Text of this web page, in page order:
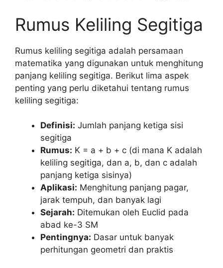
Rumus Keliling Segitiga
Rumus keliling segitiga adalah persamaan
matematika yang digunakan untuk menghitung
panjang keliling segitiga. Berikut lima aspek
penting yang perlu diketahui tentang rumus
keliling segitiga:
Definisi: Jumlah panjang ketiga sisi
segitiga
Rumus: K = a + b + c (di mana K adalah
keliling segitiga, dan a, b, dan c adalah
panjang ketiga sisinya)
Aplikasi: Menghitung panjang pagar,
jarak tempuh, dan banyak lagi
Sejarah: Ditemukan oleh Euclid pada
abad ke-3 SM
Pentingnya: Dasar untuk banyak
perhitungan geometri dan praktis